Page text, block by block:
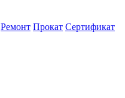
Ремонт Прокат Сертификат